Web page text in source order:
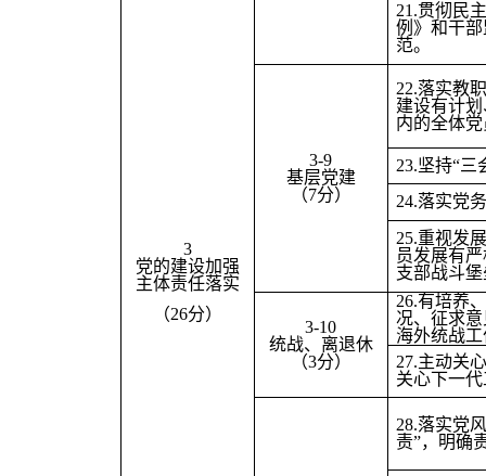
3
党的建设加强
主体责任落实
（26分）
21.贯彻民
例》和干
范。
3-9
基层党建
（7分）
22.落实教
建设有计
内的全体
23.坚持“三
24.落实党
25.重视发
员发展有
支部战斗
3-10
统战、离退休
（3分）
26.有培养
况、征求
海外统战
27.主动关
关心下一
28.落实党
责”，明确